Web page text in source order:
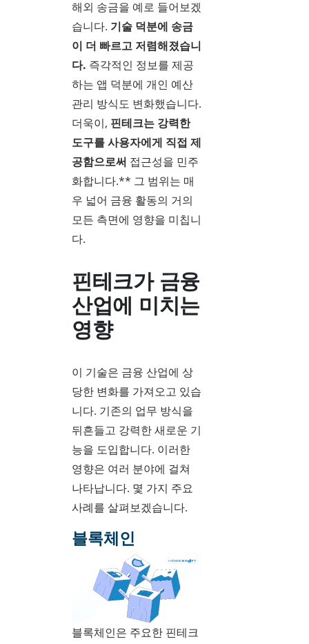
해외 송금을 예로 들어보겠
습니다. 기술 덕분에 송금
이 더 빠르고 저렴해졌습니
다. 즉각적인 정보를 제공
하는 앱 덕분에 개인 예산
관리 방식도 변화했습니다.
더욱이, 핀테크는 강력한
도구를 사용자에게 직접 제
공함으로써 접근성을 민주
화합니다.** 그 범위는 매
우 넓어 금융 활동의 거의
모든 측면에 영향을 미칩니
다.
핀테크가 금융
산업에 미치는
영향
이 기술은 금융 산업에 상
당한 변화를 가져오고 있습
니다. 기존의 업무 방식을
뒤흔들고 강력한 새로운 기
능을 도입합니다. 이러한
영향은 여러 분야에 걸쳐
나타납니다. 몇 가지 주요
사례를 살펴보겠습니다.
블록체인
블록체인은 주요한 핀테크